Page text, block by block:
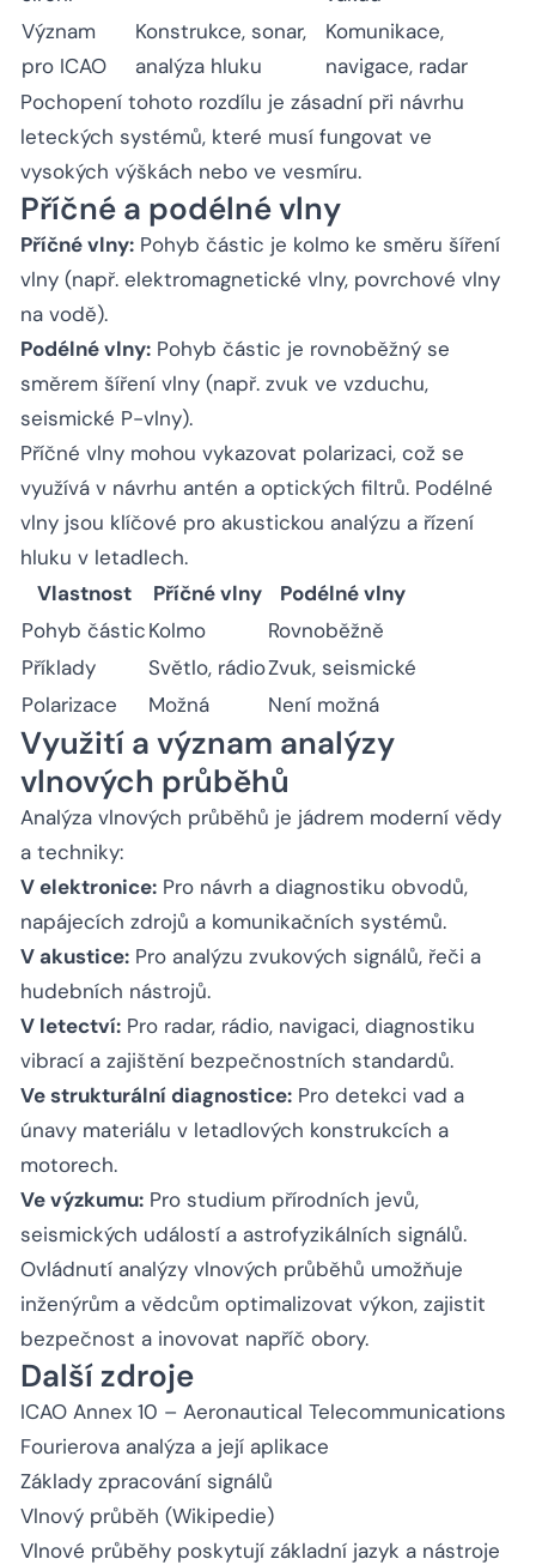
Význam
pro ICAO
Konstrukce, sonar,
analýza hluku
Komunikace,
navigace, radar
Pochopení tohoto rozdílu je zásadní při návrhu
leteckých systémů, které musí fungovat ve
vysokých výškách nebo ve vesmíru.
Příčné a podélné vlny
Příčné vlny: Pohyb částic je kolmo ke směru šíření
vlny (např. elektromagnetické vlny, povrchové vlny
na vodě).
Podélné vlny: Pohyb částic je rovnoběžný se
směrem šíření vlny (např. zvuk ve vzduchu,
seismické P-vlny).
Příčné vlny mohou vykazovat polarizaci, což se
využívá v návrhu antén a optických filtrů. Podélné
vlny jsou klíčové pro akustickou analýzu a řízení
hluku v letadlech.
Vlastnost
Příčné vlny
Podélné vlny
Pohyb částicKolmo
Rovnoběžně
Příklady
Světlo, rádioZvuk, seismické
Polarizace
Možná Není možná
Využití a význam analýzy
vlnových průběhů
Analýza vlnových průběhů je jádrem moderní vědy
a techniky:
V elektronice: Pro návrh a diagnostiku obvodů,
napájecích zdrojů a komunikačních systémů.
V akustice: Pro analýzu zvukových signálů, řeči a
hudebních nástrojů.
V letectví: Pro radar, rádio, navigaci, diagnostiku
vibrací a zajištění bezpečnostních standardů.
Ve strukturální diagnostice: Pro detekci vad a
únavy materiálu v letadlových konstrukcích a
motorech.
Ve výzkumu: Pro studium přírodních jevů,
seismických událostí a astrofyzikálních signálů.
Ovládnutí analýzy vlnových průběhů umožňuje
inženýrům a vědcům optimalizovat výkon, zajistit
bezpečnost a inovovat napříč obory.
Další zdroje
ICAO Annex 10 – Aeronautical Telecommunications
Fourierova analýza a její aplikace
Základy zpracování signálů
Vlnový průběh (Wikipedie)
Vlnové průběhy poskytují základní jazyk a nástroje